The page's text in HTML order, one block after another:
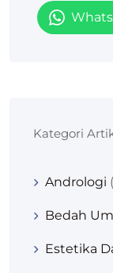
Kategori
Andrologi
Bedah
Estetika